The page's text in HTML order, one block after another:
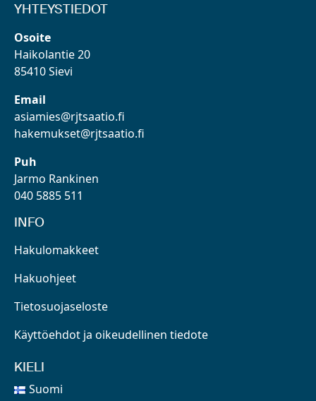
YHTEYSTIEDOT
Osoite
Haikolantie 20
85410 Sievi
Email
asiamies@rjtsaatio.fi
hakemukset@rjtsaatio.fi
Puh
Jarmo Rankinen
040 5885 511
INFO
Hakulomakkeet
Hakuohjeet
Tietosuojaseloste
Käyttöehdot ja oikeudellinen tiedote
KIELI
Suomi